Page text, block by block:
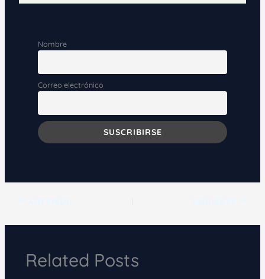
Nombre
Correo electrónico
Related Posts